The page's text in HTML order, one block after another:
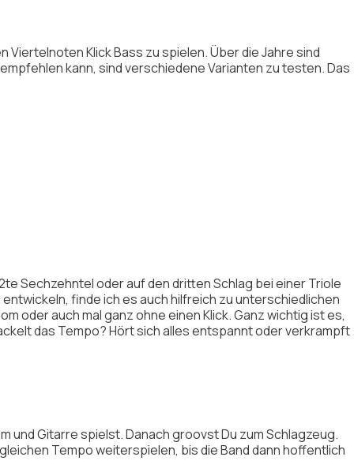
Klick Bass zu spielen. Über die Jahre sind
kann, sind verschiedene Varianten zu testen. Das
Sechzehntel oder auf den dritten Schlag bei einer Triole
finde ich es auch hilfreich zu unterschiedlichen
oder auch mal ganz ohne einen Klick. Ganz wichtig ist es,
das Tempo? Hört sich alles entspannt oder verkrampft
und Gitarre spielst. Danach groovst Du zum Schlagzeug.
Tempo weiterspielen, bis die Band dann hoffentlich